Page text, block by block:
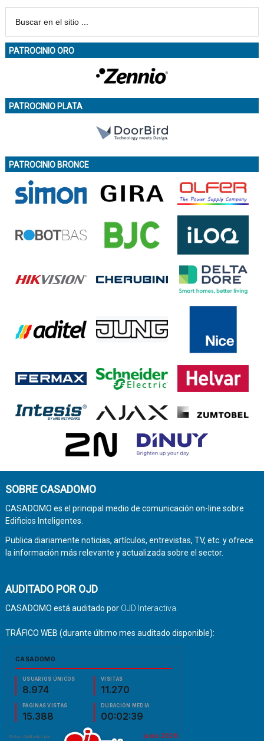
PATROCINIO ORO
PATROCINIO PLATA
PATROCINIO BRONCE
SOBRE CASADOMO
CASADOMO es el principal medio de comunicación on-line sobre
Edificios Inteligentes.
Publica diariamente noticias, artículos, entrevistas, TV, etc. y ofrece
la información más relevante y actualizada sobre el sector.
AUDITADO POR OJD
CASADOMO está auditado por OJD Interactiva
TRÁFICO WEB (durante último mes auditado disponible):